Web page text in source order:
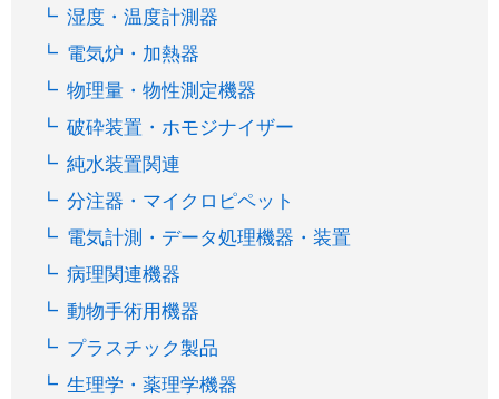
湿度・温度計測器
電気炉・加熱器
物理量・物性測定機器
破砕装置・ホモジナイザー
純水装置関連
分注器・マイクロピペット
電気計測・データ処理機器・装置
病理関連機器
動物手術用機器
プラスチック製品
生理学・薬理学機器